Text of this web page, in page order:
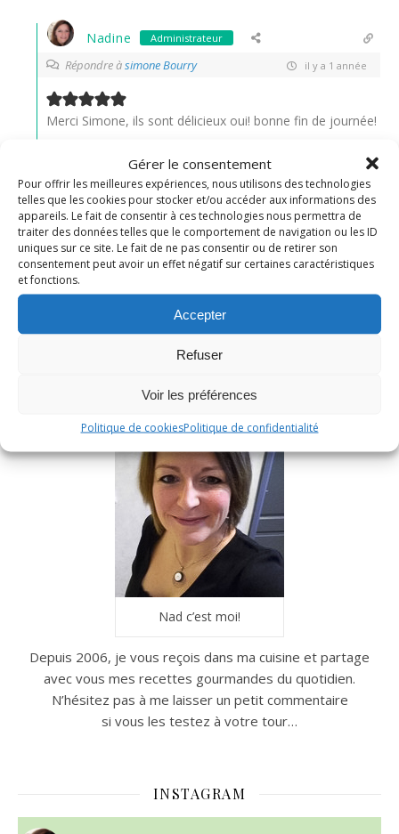
Gérer le consentement
Pour offrir les meilleures expériences, nous utilisons des technologies
telles que les cookies pour stocker et/ou accéder aux informations des
appareils. Le fait de consentir à ces technologies nous permettra de
traiter des données telles que le comportement de navigation ou les ID
uniques sur ce site. Le fait de ne pas consentir ou de retirer son
consentement peut avoir un effet négatif sur certaines caractéristiques
et fonctions.
Accepter
Refuser
Voir les préférences
Politique de cookiesPolitique de confidentialité
Nadine Administrateur
Répondre àsimone Bourry il y a 1 année
Merci Simone, ils sont délicieux oui! bonne fin de journée!
Nad c’est moi!
Depuis 2006, je vous reçois dans ma cuisine et partage
avec vous mes recettes gourmandes du quotidien.
N’hésitez pas à me laisser un petit commentaire
si vous les testez à votre tour…
INSTAGRAM